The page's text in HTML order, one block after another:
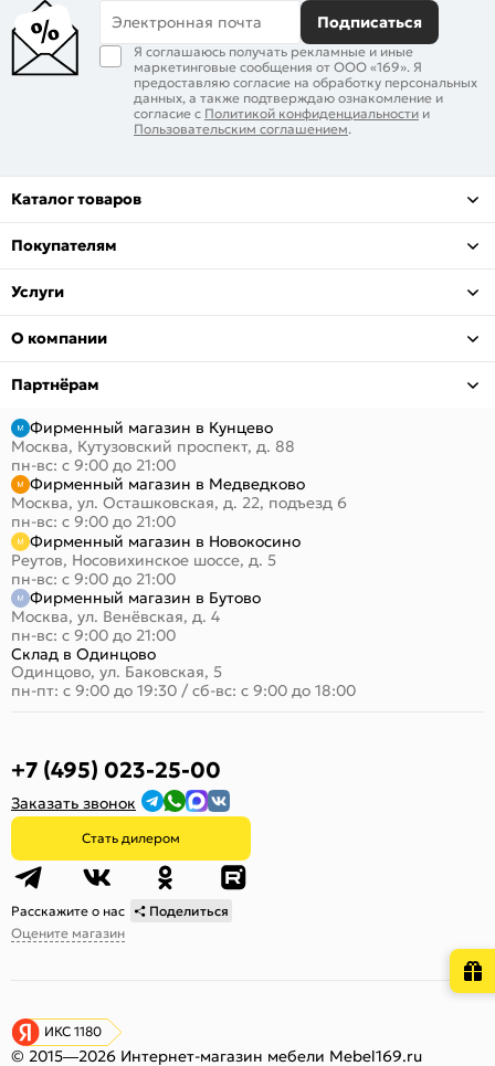
Электронная почта Подписаться
Я соглашаюсь получать рекламные и иные
маркетинговые сообщения от ООО «169». Я
предоставляю согласие на обработку персональных
данных, а также подтверждаю ознакомление и
согласие с Политикой конфиденциальности и
Пользовательским соглашением.
Каталог товаров
Покупателям
Услуги
О компании
Партнёрам
Фирменный магазин в Кунцево
Москва, Кутузовский проспект, д. 88
пн-вс: с 9:00 до 21:00
Фирменный магазин в Медведково
Москва, ул. Осташковская, д. 22, подъезд 6
пн-вс: с 9:00 до 21:00
Фирменный магазин в Новокосино
Реутов, Носовихинское шоссе, д. 5
пн-вс: с 9:00 до 21:00
Фирменный магазин в Бутово
Москва, ул. Венёвская, д. 4
пн-вс: с 9:00 до 21:00
Склад в Одинцово
Одинцово, ул. Баковская, 5
пн-пт: с 9:00 до 19:30 / сб-вс: с 9:00 до 18:00
+7 (495) 023-25-00
Заказать звонок
Стать дилером
Расскажите о нас
Поделиться
Оцените магазин
ИКС 1180
© 2015—2026 Интернет-магазин мебели Mebel169.ru